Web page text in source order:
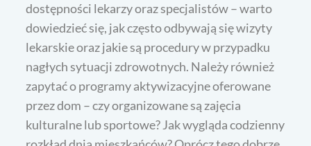
dostępności lekarzy oraz specjalistów – warto
dowiedzieć się, jak często odbywają się wizyty
lekarskie oraz jakie są procedury w przypadku
nagłych sytuacji zdrowotnych. Należy również
zapytać o programy aktywizacyjne oferowane
przez dom – czy organizowane są zajęcia
kulturalne lub sportowe? Jak wygląda codzienny